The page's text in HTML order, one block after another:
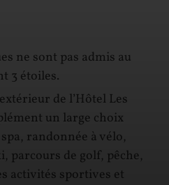
ne sont pas admis au
3 étoiles.
de l’Hôtel Les
un large choix
randonnée à vélo,
parcours de golf, pêche,
activités sportives et